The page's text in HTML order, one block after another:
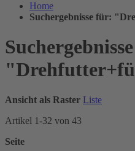
Home
Suchergebnisse für:
Ansicht als Raster Liste
Artikel 1-32 von 43
Seite